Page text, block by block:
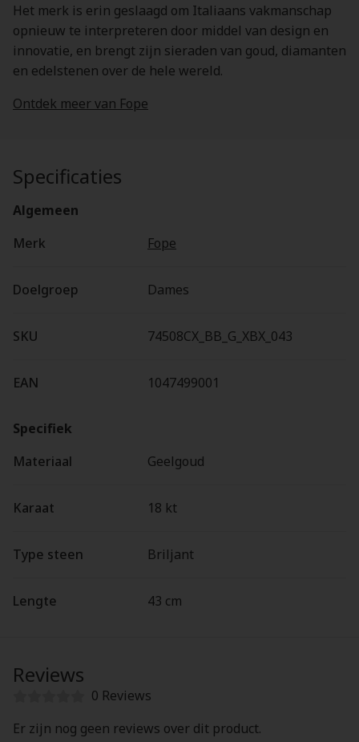
Het merk is erin geslaagd om Italiaans vakmanschap
opnieuw te interpreteren door middel van design en
innovatie, en brengt zijn sieraden van goud, diamanten
en edelstenen over de hele wereld.
Ontdek meer van Fope
Specificaties
Algemeen
Merk
Fope
Doelgroep Dames
SKU 74508CX_BB_G_XBX_043
EAN 1047499001
Specifiek
Materiaal
Geelgoud
Karaat 18 kt
Type steen Briljant
Lengte 43 cm
Reviews
0 Reviews
Er zijn nog geen reviews over dit product.